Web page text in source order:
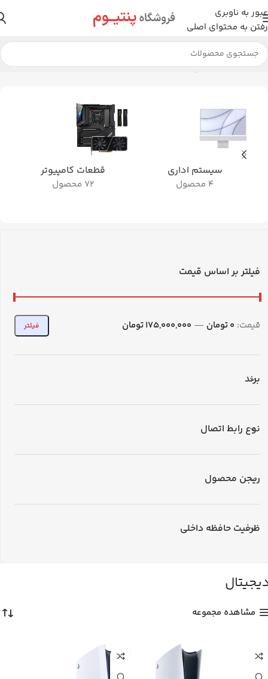
عبور به ناوبری
رفتن به محتوای اصلی
خانه محصول نوع کنسول دیجیتال در حال نمایش 2 نتیجه
سیستم اداری
4 محصول
قطعات کامپیوتر
72 محصول
فیلتر بر اساس قیمت
فیلتر قیمت: 0 تومان — 175,000,000 تومان
برند
نوع رابط اتصال
ریجن محصول
ظرفیت حافظه داخلی
مشاهده مجموعه